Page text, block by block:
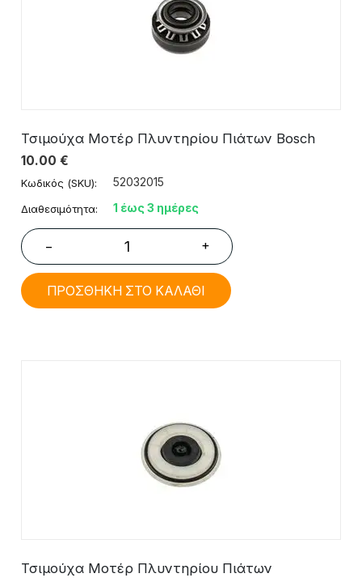
Τσιμούχα Μοτέρ Πλυντηρίου Πιάτων Bosch
10.00 €
Κωδικός (SKU): 52032015
Διαθεσιμότητα: 1 έως 3 ημέρες
− +
ΠΡΟΣΘΗΚΗ ΣΤΟ ΚΑΛΑΘΙ
Τσιμούχα Μοτέρ Πλυντηρίου Πιάτων